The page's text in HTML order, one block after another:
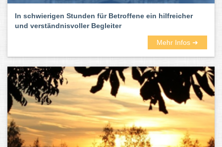
In schwierigen Stunden für Betroffene ein hilfreicher
und verständnisvoller Begleiter
Mehr Infos ➜